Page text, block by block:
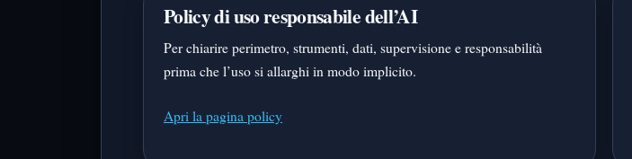
Policy di uso responsabile dell’AI
Per chiarire perimetro, strumenti, dati, supervisione e responsabilità
prima che l’uso si allarghi in modo implicito.
Apri la pagina policy